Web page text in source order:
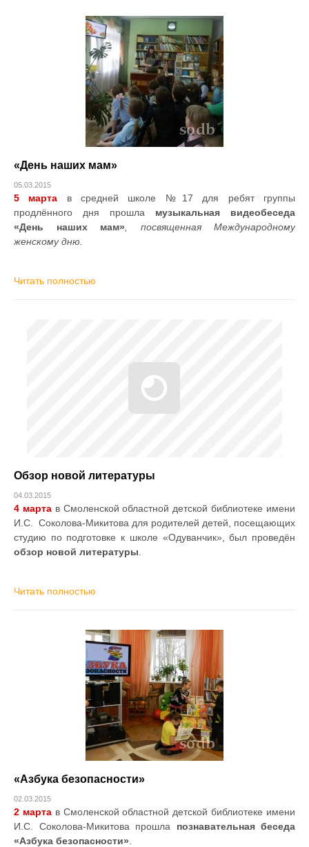
«День наших мам»
05.03.2015
5 марта в средней школе №17 для ребят группы
продлённого дня прошла музыкальная видеобеседа
«День наших мам» , посвященная Международному
женскому дню.
Читать полностью
Обзор новой литературы
04.03.2015
4 марта в Смоленской областной детской библиотеке имени
И.С. Соколова-Микитова для родителей детей, посещающих
студию по подготовке к школе «Одуванчик», был проведён
обзор новой литературы
Читать полностью
«Азбука безопасности»
02.03.2015
2 марта в Смоленской областной детской библиотеке имени
И.С. Соколова-Микитова прошла познавательная беседа
«Азбука безопасности»